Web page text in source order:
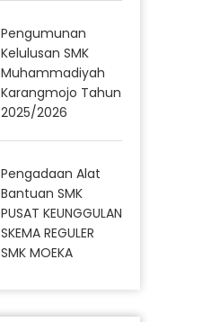
Pengumunan
Kelulusan SMK
Muhammadiyah
Karangmojo Tahun
2025/2026
Pengadaan Alat
Bantuan SMK
PUSAT KEUNGGULAN
SKEMA REGULER
SMK MOEKA